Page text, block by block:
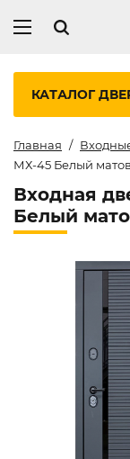
КАТАЛОГ
Главная
МХ-45 Белый
Входная
Белый